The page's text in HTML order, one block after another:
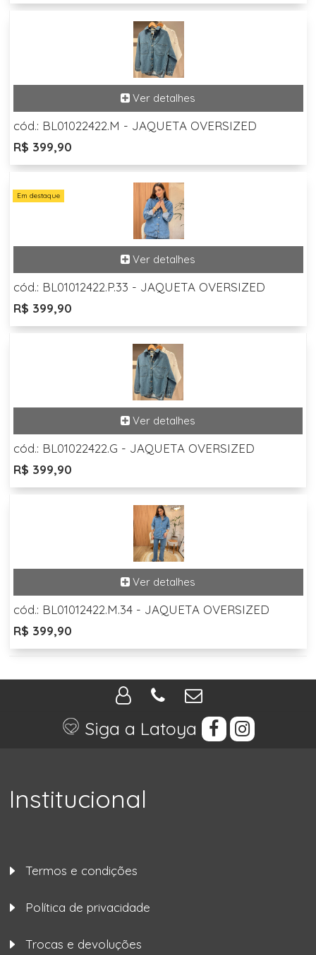
cód.: BL01022422.M - JAQUETA OVERSIZED
R$ 399,90
Em destaque
cód.: BL01012422.P.33 - JAQUETA OVERSIZED
R$ 399,90
cód.: BL01022422.G - JAQUETA OVERSIZED
R$ 399,90
cód.: BL01012422.M.34 - JAQUETA OVERSIZED
R$ 399,90
Siga a Latoya
Institucional
Termos e condições
Política de privacidade
Trocas e devoluções